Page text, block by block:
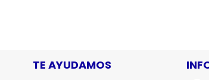
TE AYUDAMOS